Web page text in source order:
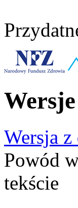
Wersja
Powód
tekście